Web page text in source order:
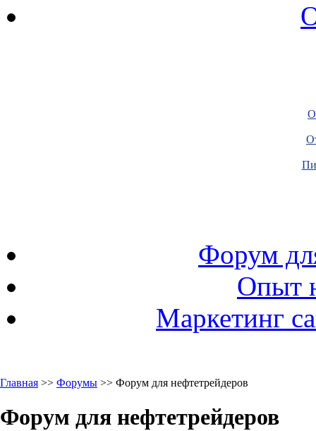
Форум
Опыт
Маркетинг
Главная >> Форумы >> Форум для нефтетрейдеров
Форум для нефтетрейдеров